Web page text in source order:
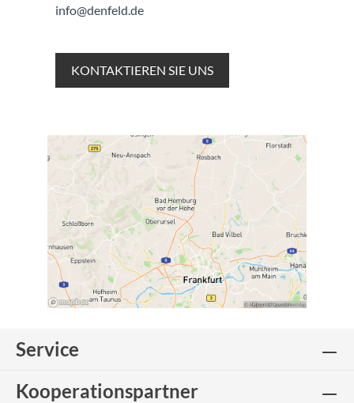
info@denfeld.de
KONTAKTIEREN SIE UNS
Service
Kooperationspartner